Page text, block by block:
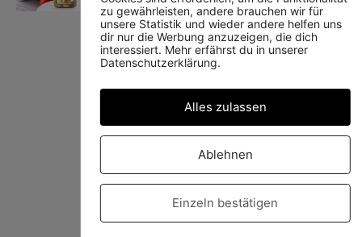
Yedoy Schwarze Oliven
Yedoy Dürüm Wrap
zu gewährleisten, andere brauchen wir für
unsere Statistik und wieder andere helfen uns
dir nur die Werbung anzuzeigen, die dich
interessiert. Mehr erfährst du in unserer
Datenschutzerklärung.
Alles zulassen
Ablehnen
Einzeln bestätigen